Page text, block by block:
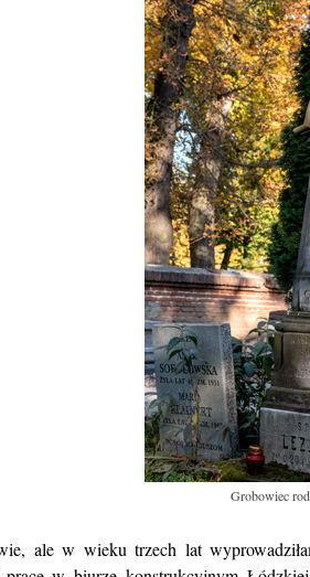
Grobowiec
ale w wieku trzech lat